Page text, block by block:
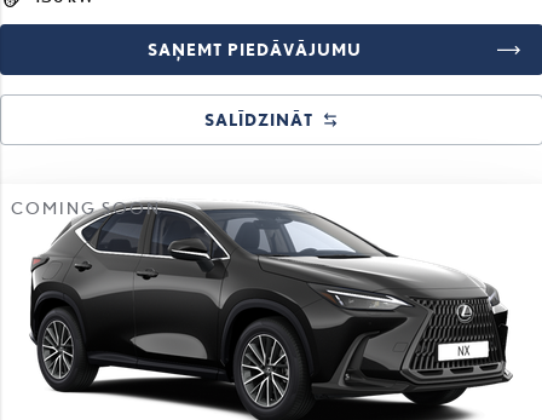
SAŅEMT PIEDĀVĀJUMU
SALĪDZINĀT
COMING SOON